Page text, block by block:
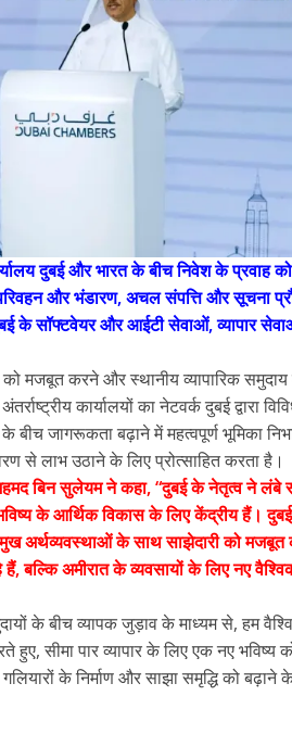
दुबई और भारत के बीच निवेश के प्रवाह
और भंडारण, अचल संपत्ति और सूचना
के सॉफ्टवेयर और आईटी सेवाओं, व्यापार
मजबूत करने और स्थानीय व्यापारिक समुदाय
कार्यालयों का नेटवर्क दुबई द्वारा
जागरूकता बढ़ाने में महत्वपूर्ण भूमिका
से लाभ उठाने के लिए प्रोत्साहित करता है।
बिन सुलेयम ने कहा, “दुबई के नेतृत्व ने लंबे
के आर्थिक विकास के लिए केंद्रीय हैं।
अर्थव्यवस्थाओं के साथ साझेदारी को
अमीरात के व्यवसायों के लिए नए
के बीच व्यापक जुड़ाव के माध्यम से, हम
सीमा पार व्यापार के लिए एक नए भविष्य
के निर्माण और साझा समृद्धि को बढ़ाने
Bareilly
Uttar
हॉट राजनीतिक
Editor All Rights 0